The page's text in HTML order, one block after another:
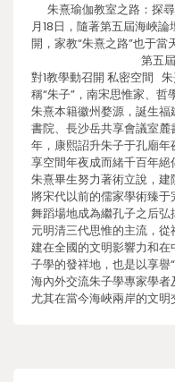
朱熹瑜伽教室之路：探
月18日，隨著第五屆海峽
開，家教“朱熹之路”也于當
第五屆海峽論壇
對1教學動召開 私密空間
稱“朱子”，南宋思惟家、哲
朱熹本籍徽州婺源，誕生
書院、長沙岳共享會議室麓
年，康熙詔升朱子于孔廟
享空間年夜成而緒千百年絕
朱熹畢生努力著術立說，
將宋代以前的儒家學術臻于
舞蹈場地成為繼孔子之后
元明清三代思惟的主流，
建在全國的文明影響力和
子學的發祥地，也是以享譽
海內外交流朱子學專家學者
尤其在當今海峽兩岸的文